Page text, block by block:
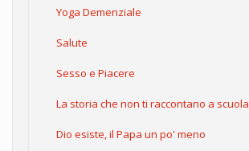
Yoga Demenziale
Salute
Sesso e Piacere
La storia che non ti raccontano a scuola
Dio esiste, il Papa un po' meno